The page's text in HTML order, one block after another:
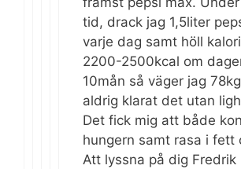
tid, drack jag 1,5liter
varje dag samt höll
2200-2500kcal om
10mån så väger jag
aldrig klarat det utan
Det fick mig att både
hungern samt rasa i fett
Att lyssna på dig Fredrik